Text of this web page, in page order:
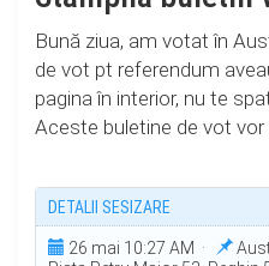
Bună ziua, am votat în
de vot pt referendum
pagina în interior, nu te
Aceste buletine de vot vor
DETALII SESIZARE
26 mai 10:27 AM ·